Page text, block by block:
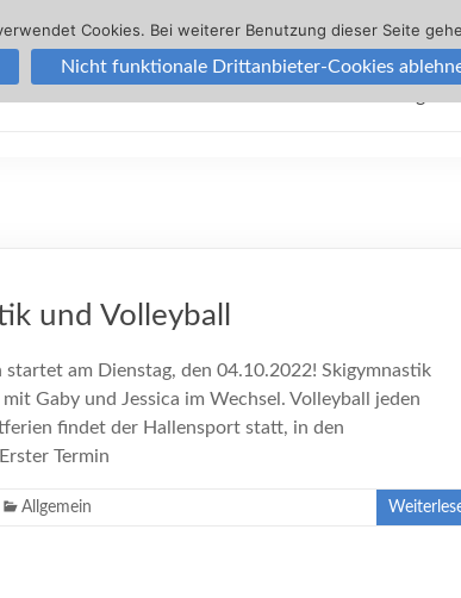
und Volleyball
am Dienstag, den 04.10.2022! Skigymnastik
Gaby und Jessica im Wechsel. Volleyball jeden
findet der Hallensport statt, in den
Termin
Allgemein
Cookies. Bei weiterer Benutzung dieser Seite
Nicht funktionale Drittanbieter-Cookies